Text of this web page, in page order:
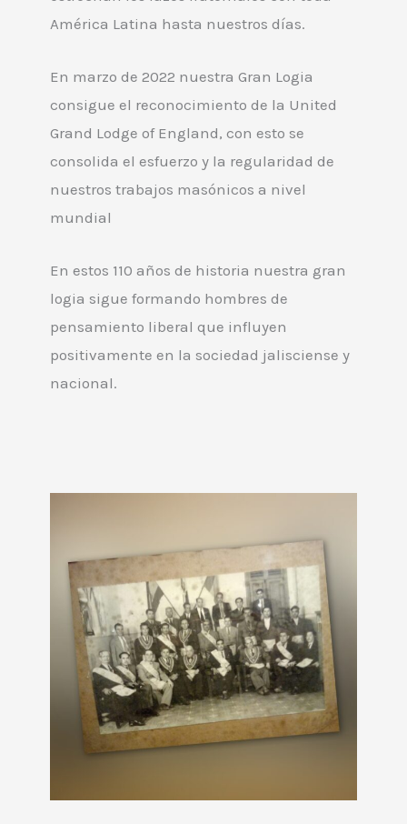
América Latina hasta nuestros días.
En marzo de 2022 nuestra Gran Logia
consigue el reconocimiento de la United
Grand Lodge of England, con esto se
consolida el esfuerzo y la regularidad de
nuestros trabajos masónicos a nivel
mundial
En estos 110 años de historia nuestra gran
logia sigue formando hombres de
pensamiento liberal que influyen
positivamente en la sociedad jalisciense y
nacional.